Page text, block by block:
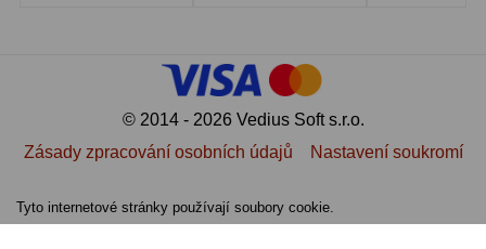
Dálkoměry a Noční vidění 17
9
Mikroskopy92
© 2014 - 2026 Vedius Soft s.r.o.
Zásady zpracování osobních údajů
Nastavení soukromí
Tyto internetové stránky používají soubory cookie.